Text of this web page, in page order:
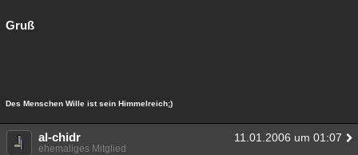
Gruß
Des Menschen Wille ist sein Himmelreich;)
al-chidr 11.01.2006 um 01:07
ehemaliges Mitglied